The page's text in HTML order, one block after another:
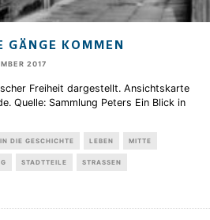
GÄNGE KOMMEN
2017
Freiheit dargestellt. Ansichtskarte
Quelle: Sammlung Peters Ein Blick in
DIE GESCHICHTE LEBEN MITTE
STADTTEILE STRASSEN